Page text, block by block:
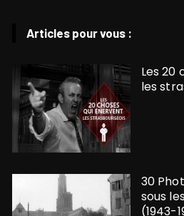
Articles pour vous :
Les 20
les
30
sous
(1943-